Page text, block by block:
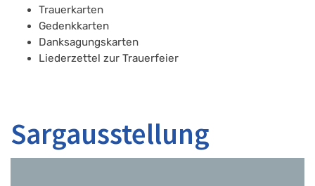
Trauerkarten
Gedenkkarten
Danksagungskarten
Liederzettel zur Trauerfeier
Sargausstellung